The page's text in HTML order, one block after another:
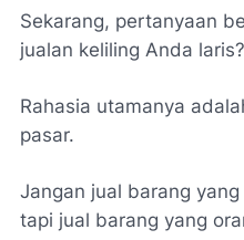
Sekarang, pertanyaan
jualan keliling Anda laris?
Rahasia utamanya
pasar.
Jangan jual barang
tapi jual barang yang